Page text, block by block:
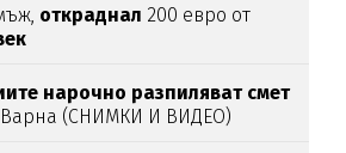
откраднал 200 евро от
нарочно разпиляват смет
Варна (СНИМКИ И ВИДЕО)